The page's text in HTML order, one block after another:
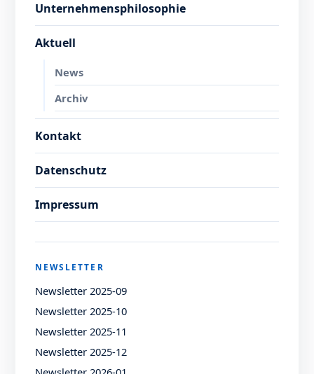
Unternehmensphilosophie
Aktuell
News
Archiv
Kontakt
Datenschutz
Impressum
NEWSLETTER
Newsletter 2025-09
Newsletter 2025-10
Newsletter 2025-11
Newsletter 2025-12